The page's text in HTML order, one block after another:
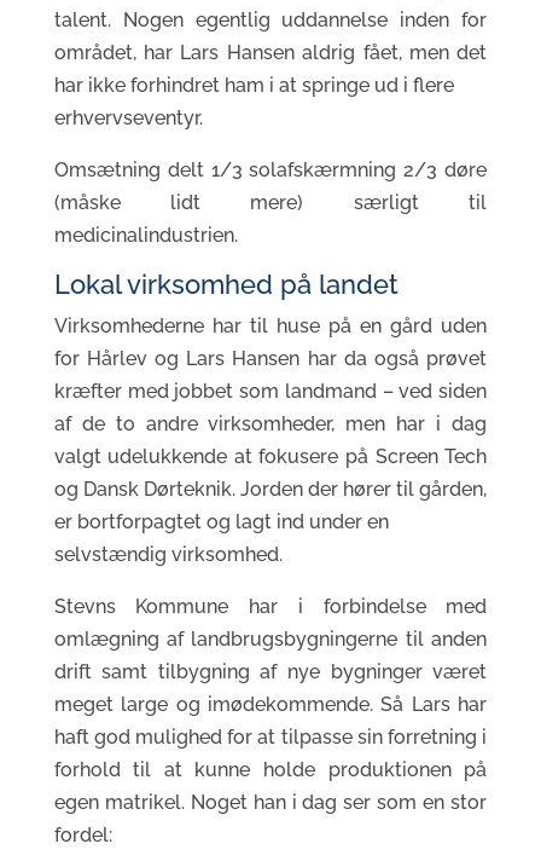
talent. Nogen egentlig uddannelse inden for
området, har Lars Hansen aldrig fået, men det
har ikke forhindret ham i at springe ud i flere
erhvervseventyr.
Omsætning delt 1/3 solafskærmning 2/3 døre
(måske lidt mere) særligt til
medicinalindustrien.
Lokal virksomhed på landet
Virksomhederne har til huse på en gård uden
for Hårlev og Lars Hansen har da også prøvet
kræfter med jobbet som landmand – ved siden
af de to andre virksomheder, men har i dag
valgt udelukkende at fokusere på Screen Tech
og Dansk Dørteknik. Jorden der hører til gården,
er bortforpagtet og lagt ind under en
selvstændig virksomhed.
Stevns Kommune har i forbindelse med
omlægning af landbrugsbygningerne til anden
drift samt tilbygning af nye bygninger været
meget large og imødekommende. Så Lars har
haft god mulighed for at tilpasse sin forretning i
forhold til at kunne holde produktionen på
egen matrikel. Noget han i dag ser som en stor
fordel: